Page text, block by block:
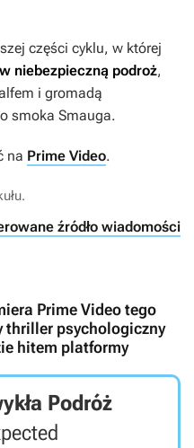
części cyklu, w której
niebezpieczną podroż,
i gromadą
smoka Smauga.
na Prime Video.
źródło wiadomości
Prime Video tego
thriller psychologiczny
hitem platformy
Podróż